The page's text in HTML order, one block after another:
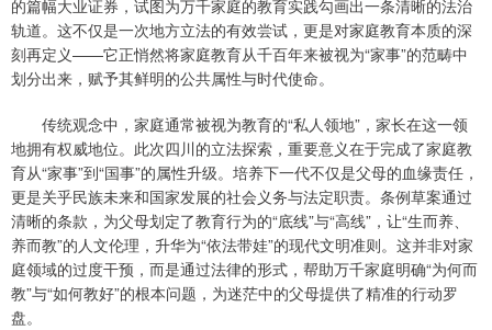
的篇幅大业证券，试图为万千家庭的教育实践勾画出一条清晰的法治
轨道。这不仅是一次地方立法的有效尝试，更是对家庭教育本质的深
刻再定义——它正悄然将家庭教育从千百年来被视为“家事”的范畴中
划分出来，赋予其鲜明的公共属性与时代使命。
传统观念中，家庭通常被视为教育的“私人领地”，家长在这一领
地拥有权威地位。此次四川的立法探索，重要意义在于完成了家庭教
育从“家事”到“国事”的属性升级。培养下一代不仅是父母的血缘责任，
更是关乎民族未来和国家发展的社会义务与法定职责。条例草案通过
清晰的条款，为父母划定了教育行为的“底线”与“高线”，让“生而养、
养而教”的人文伦理，升华为“依法带娃”的现代文明准则。这并非对家
庭领域的过度干预，而是通过法律的形式，帮助万千家庭明确“为何而
教”与“如何教好”的根本问题，为迷茫中的父母提供了精准的行动罗
盘。